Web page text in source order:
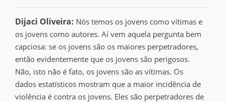
Dijaci Oliveira: Nós temos os jovens como vítimas e
os jovens como autores. Aí vem aquela pergunta bem
capciosa: se os jovens são os maiores perpetradores,
então evidentemente que os jovens são perigosos.
Não, isto não é fato, os jovens são as vítimas. Os
dados estatísticos mostram que a maior incidência de
violência é contra os jovens. Eles são perpetradores de